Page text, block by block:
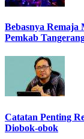
Bebasnya Remaja
Pemkab
Catatan Penting
Diobok-obok